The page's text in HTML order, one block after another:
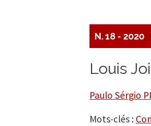
N. 18 - 2020
Louis
Paulo Sérgio
Mots-clés :